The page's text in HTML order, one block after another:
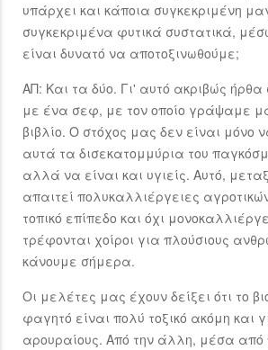
υπάρχει και κάποια συγκεκριμένη
συγκεκριμένα φυτικά συστατικά,
είναι δυνατό να αποτοξινωθούμε;
ΑΠ: Και τα δύο. Γι' αυτό ακριβώς ήρθα
με ένα σεφ, με τον οποίο γράψαμε
βιβλίο. Ο στόχος μας δεν είναι μόνο
αυτά τα δισεκατομμύρια του
αλλά να είναι και υγιείς. Αυτό,
απαιτεί πολυκαλλιέργειες
τοπικό επίπεδο και όχι
τρέφονται χοίροι για πλούσιους
κάνουμε σήμερα.
Οι μελέτες μας έχουν δείξει ότι το
φαγητό είναι πολύ τοξικό ακόμη και
αρουραίους. Από την άλλη, μέσα